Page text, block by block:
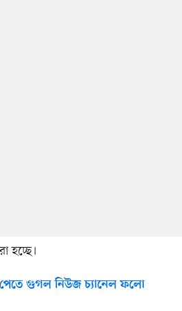
হচ্ছে।
গুগল নিউজ চ্যানেল ফলো